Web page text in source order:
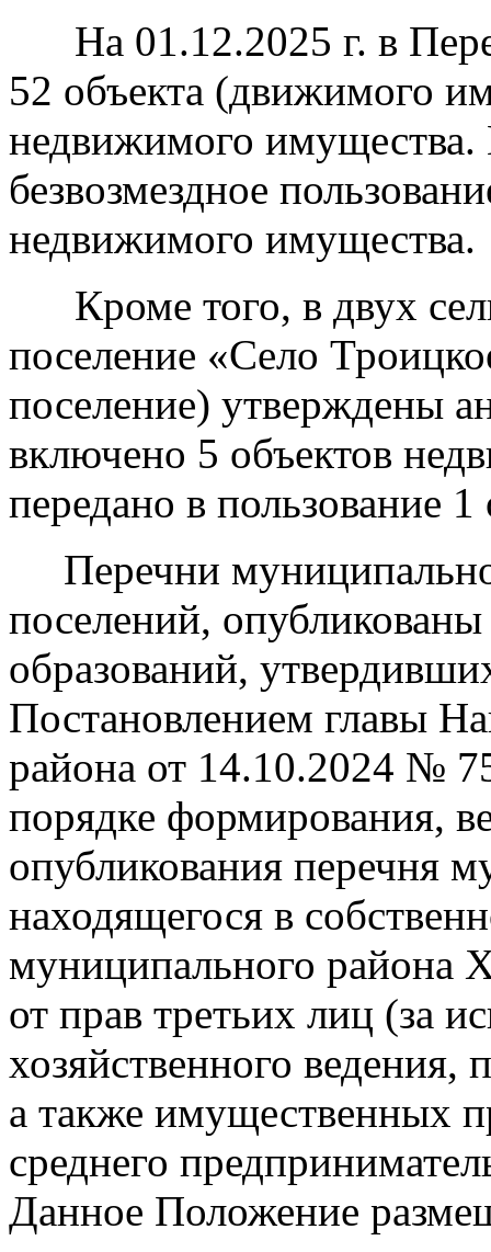
На 01.12.2025 г. в
52 объекта (движимого
недвижимого имущества.
безвозмездное
недвижимого имущества.
Кроме того, в двух
поселение «Село
поселение) утверждены
включено 5 объектов
передано в пользование
Перечни
поселений,
образований,
Постановлением главы
района от 14.10.2024 №
порядке формирования,
опубликования перечня
находящегося в
муниципального района
от прав третьих лиц (за
хозяйственного ведения,
а также имущественных
среднего
Данное Положение